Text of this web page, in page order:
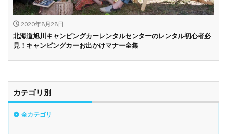
2020年8月28日
北海道旭川キャンピングカーレンタルセンターのレンタル初心者必
見！キャンピングカーお出かけマナー全集
カテゴリ別
全カテゴリ